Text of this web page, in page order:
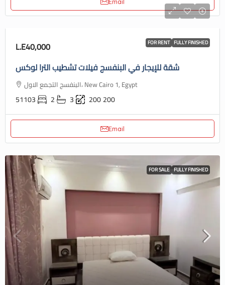
FOR RENT FULLY FINISHED
L.E40,000
شقة للإيجار في البنفسج فيلات تشطيب الترا لوكس
البنفسج التجمع الاول، New Cairo 1, Egypt
51103 2 3 200200
Email
FOR SALE FULLY FINISHED